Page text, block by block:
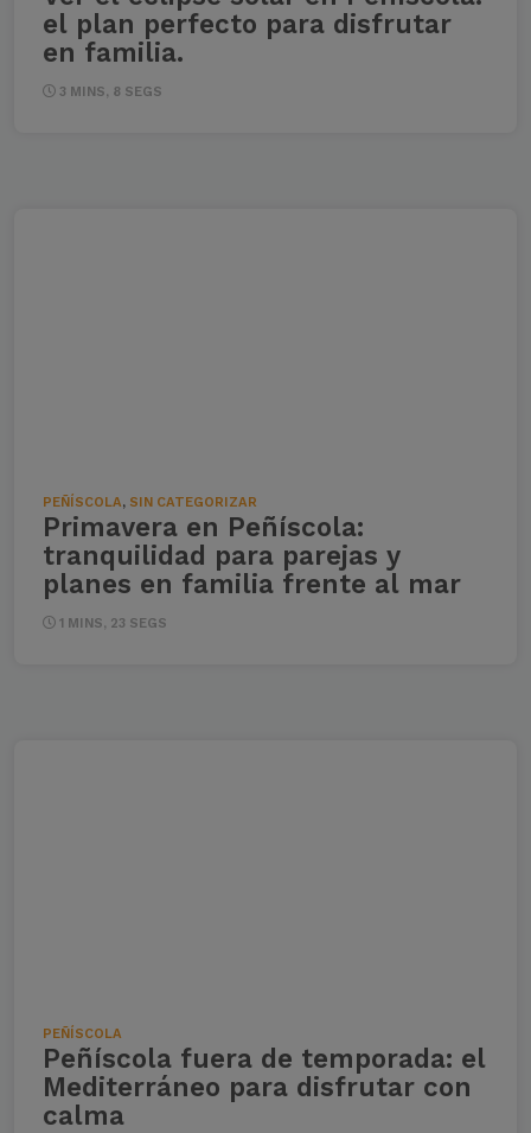
el plan perfecto para disfrutar
en familia.
3 MINS, 8 SEGS
PEÑÍSCOLA, SIN CATEGORIZAR
Primavera en Peñíscola:
tranquilidad para parejas y
planes en familia frente al mar
1 MINS, 23 SEGS
PEÑÍSCOLA
Peñíscola fuera de temporada: el
Mediterráneo para disfrutar con
calma